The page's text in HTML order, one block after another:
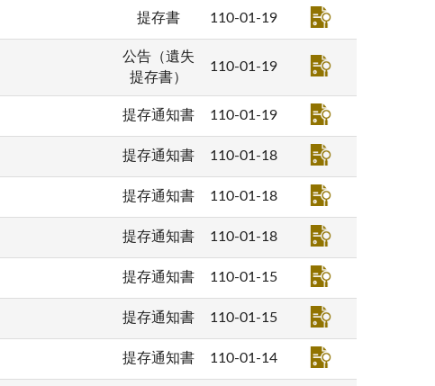
提存書 110-01-19
公告（遺失
提存書）
110-01-19
提存通知書 110-01-19
提存通知書 110-01-18
提存通知書 110-01-18
提存通知書 110-01-18
提存通知書 110-01-15
提存通知書 110-01-15
提存通知書 110-01-14